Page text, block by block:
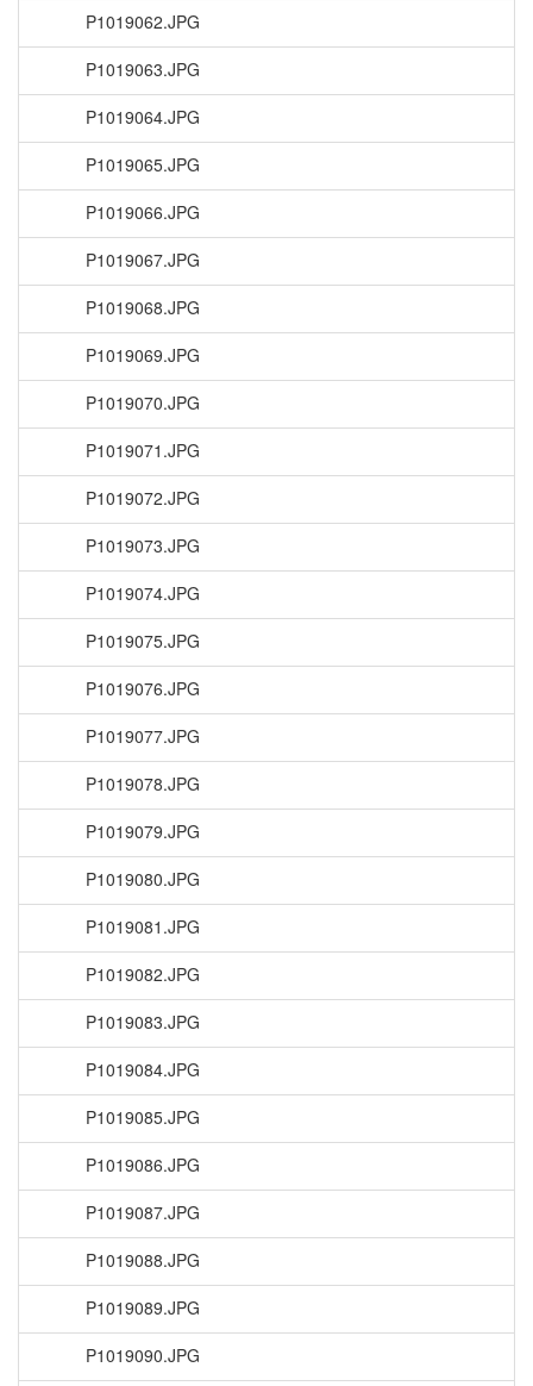
P1019062.JPG
P1019063.JPG
P1019064.JPG
P1019065.JPG
P1019066.JPG
P1019067.JPG
P1019068.JPG
P1019069.JPG
P1019070.JPG
P1019071.JPG
P1019072.JPG
P1019073.JPG
P1019074.JPG
P1019075.JPG
P1019076.JPG
P1019077.JPG
P1019078.JPG
P1019079.JPG
P1019080.JPG
P1019081.JPG
P1019082.JPG
P1019083.JPG
P1019084.JPG
P1019085.JPG
P1019086.JPG
P1019087.JPG
P1019088.JPG
P1019089.JPG
P1019090.JPG